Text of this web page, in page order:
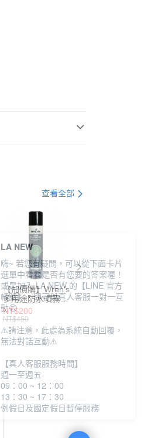
查看全部
【加價購】Wren’s
多用途防水噴霧
(289105640)
NT$200
NT$450
【加價購】頂規碳
纖維鞋墊
LA NEW
嗨~ 若您有疑問，可以從下面卡片
選單中看看是否有您要的答案喔！
或是加入 LA NEW 的【LINE 官方
帳號】，即可與真人客服一對一互
動😊
⚠️請注意，此處為系統自動回覆，
無法對話互動⚠️
【真人客服服務時間】
週一至週五
09：00 ~ 12：00
13：30 ~ 17：30
例假日及國定假日暫停服務